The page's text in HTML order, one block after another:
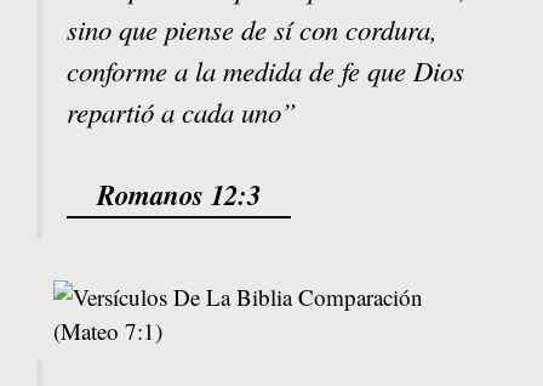
sino que piense de sí con cordura,
conforme a la medida de fe que Dios
repartió a cada uno”
Romanos 12:3